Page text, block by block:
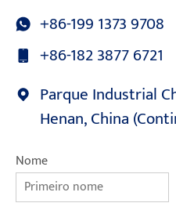
+86-199 1373 9708
+86-182 3877 6721
Parque Industrial
Henan, China
Nome